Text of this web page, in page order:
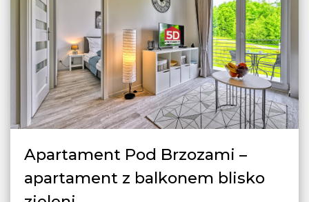
Apartament Pod Brzozami –
apartament z balkonem blisko